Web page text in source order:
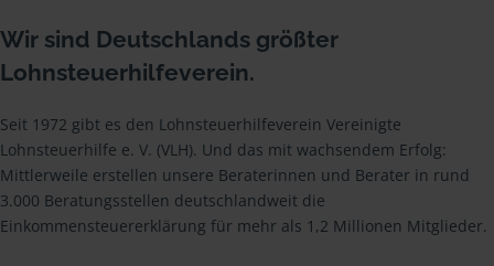
Wir sind Deutschlands größter
Lohnsteuerhilfeverein.
Seit 1972 gibt es den Lohnsteuerhilfeverein Vereinigte
Lohnsteuerhilfe e. V. (VLH). Und das mit wachsendem Erfolg:
Mittlerweile erstellen unsere Beraterinnen und Berater in rund
3.000 Beratungsstellen deutschlandweit die
Einkommensteuererklärung für mehr als 1,2 Millionen Mitglieder.